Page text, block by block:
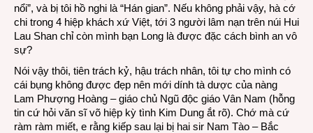
nổi”, và bị tôi hồ nghi là “Hán gian”. Nếu không phải vậy, hà cớ
chi trong 4 hiệp khách xứ Việt, tới 3 người lâm nạn trên núi Hui
Lau Shan chỉ còn mình bạn Long là được đặc cách bình an vô
sự?
Nói vậy thôi, tiên trách kỷ, hậu trách nhân, tôi tự cho mình có
cái bụng không được đẹp nên mới dính tà dược của nàng
Lam Phượng Hoàng – giáo chủ Ngũ độc giáo Vân Nam (hỗng
tin cứ hỏi văn sĩ võ hiệp kỳ tình Kim Dung ắt rõ). Chớ mà cứ
ràm ràm miết, e rằng kiếp sau lại bị hai sir Nam Tào – Bắc